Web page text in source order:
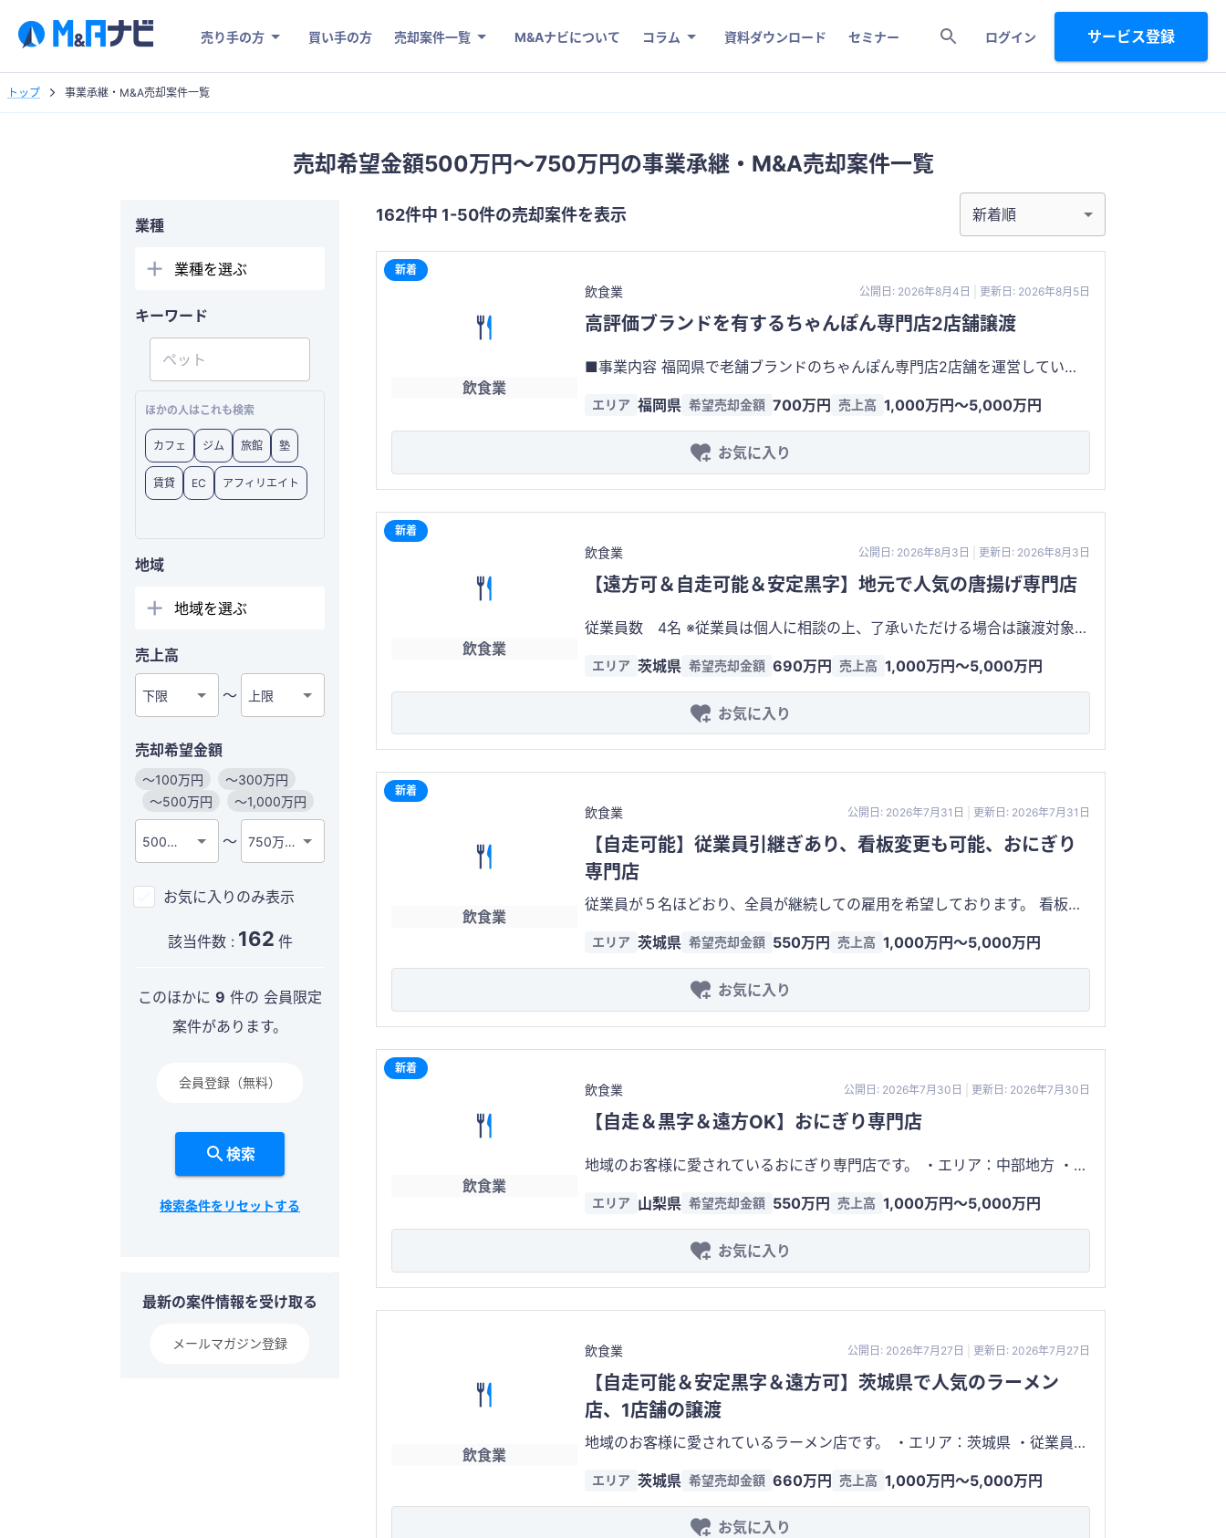
売り手の方 買い手の方 売却案件一覧 M&Aナビについて コラム 資料ダウンロード セミナー ログイン サービス登録
トップ 事業承継・M&A売却案件一覧
売却希望金額500万円〜750万円の事業承継・M&A売却案件一覧
業種
業種を選ぶ
キーワード
ほかの人はこれも検索
カフェ ジム 旅館 塾
賃貸 EC アフィリエイト
地域
地域を選ぶ
売上高
下限 〜 上限
売却希望金額
〜100万円
〜300万円
〜500万円
〜1,000万円
500万円 〜 750万円
お気に入りのみ表示
該当件数 : 162 件
このほかに 9 件の 会員限定
案件があります。
会員登録（無料）
検索
検索条件をリセットする
最新の案件情報を受け取る
メールマガジン登録
162件中 1-50件の売却案件を表示 新着順
飲食業
新着
飲食業 公開日: 2026年8月4日 更新日: 2026年8月5日
高評価ブランドを有するちゃんぽん専門店2店舗譲渡
■事業内容 福岡県で老舗ブランドのちゃんぽん専門店2店舗を運営していま
出による認知度と集客力を有しています。 店舗はいずれも少
エリア 福岡県 希望売却金額 700万円 売上高 1,000万円〜5,000万円
お気に入り
飲食業
新着
飲食業 公開日: 2026年8月3日 更新日: 2026年8月3日
【遠方可＆自走可能＆安定黒字】地元で人気の唐揚げ専門店
従業員数 4名 ※従業員は個人に相談の上、了承いただける場合は譲渡対象で
180万 仕入れ：約80万 人件費：約30万
エリア 茨城県 希望売却金額 690万円 売上高 1,000万円〜5,000万円
お気に入り
飲食業
新着
飲食業 公開日: 2026年7月31日 更新日: 2026年7月31日
【自走可能】従業員引継ぎあり、看板変更も可能、おにぎり
専門店
従業員が５名ほどおり、全員が継続しての雇用を希望しております。 看板や
店ではありません。 「毎日食べても飽きない、本当に美味し
エリア 茨城県 希望売却金額 550万円 売上高 1,000万円〜5,000万円
お気に入り
飲食業
新着
飲食業 公開日: 2026年7月30日 更新日: 2026年7月30日
【自走＆黒字＆遠方OK】おにぎり専門店
地域のお客様に愛されているおにぎり専門店です。 ・エリア：中部地方 ・従
アウト専門店です。 ・家賃：10万円 ・客単
エリア 山梨県 希望売却金額 550万円 売上高 1,000万円〜5,000万円
お気に入り
飲食業
飲食業 公開日: 2026年7月27日 更新日: 2026年7月27日
【自走可能＆安定黒字＆遠方可】茨城県で人気のラーメン
店、1店舗の譲渡
地域のお客様に愛されているラーメン店です。 ・エリア：茨城県 ・従業員：
カウンター、テーブルスタイルです。 ・家賃：
エリア 茨城県 希望売却金額 660万円 売上高 1,000万円〜5,000万円
お気に入り